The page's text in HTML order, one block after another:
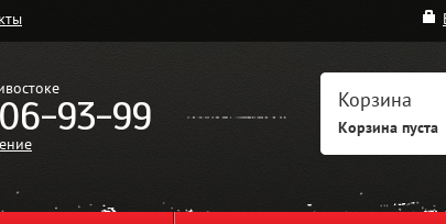
93-99 Корзина
Корзина пуста